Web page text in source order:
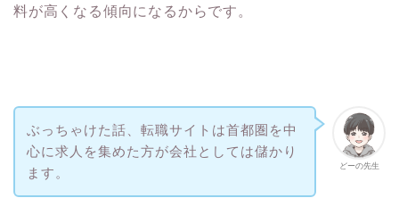
料が高くなる傾向になるからです。
どーの先生
ぶっちゃけた話、転職サイトは首都圏を中
心に求人を集めた方が会社としては儲かり
ます。